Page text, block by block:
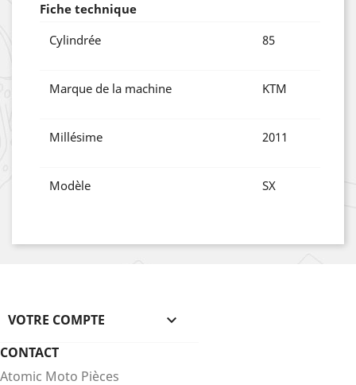
Fiche technique
Cylindrée
85
Marque de la machine KTM
Millésime 2011
Modèle SX
VOTRE COMPTE 
CONTACT
Atomic Moto Pièces